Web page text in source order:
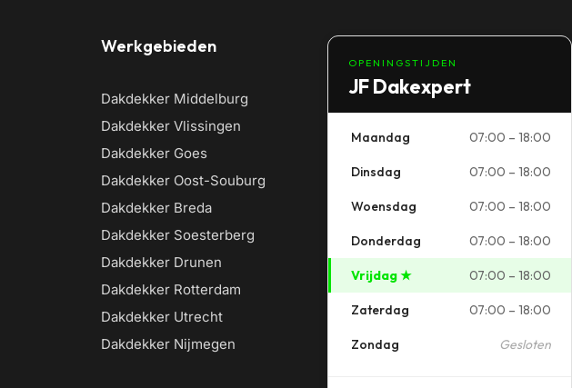
Werkgebieden
Dakdekker Middelburg
Dakdekker Vlissingen
Dakdekker Goes
Dakdekker Oost-Souburg
Dakdekker Breda
Dakdekker Soesterberg
Dakdekker Drunen
Dakdekker Rotterdam
Dakdekker Utrecht
Dakdekker Nijmegen
OPENINGSTIJDEN
JF Dakexpert
Maandag 07:00 – 18:00
Dinsdag 07:00 – 18:00
Woensdag 07:00 – 18:00
Donderdag 07:00 – 18:00
Vrijdag ★ 07:00 – 18:00
Zaterdag 07:00 – 18:00
Zondag Gesloten